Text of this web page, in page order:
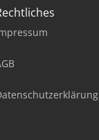
5000